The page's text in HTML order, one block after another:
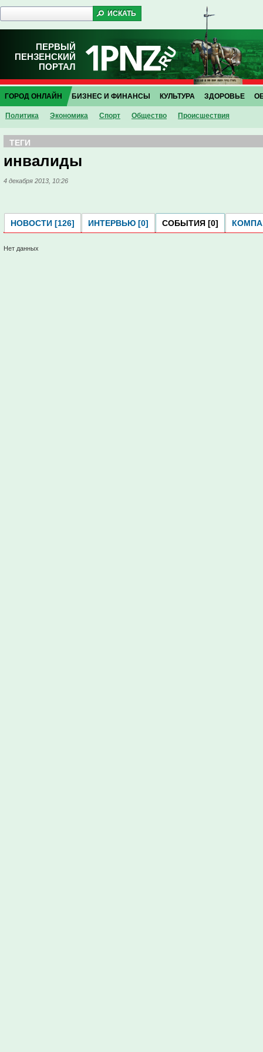
ПЕРВЫЙ
ПЕНЗЕНСКИЙ
ПОРТАЛ
ГОРОД ОНЛАЙН
Политика Экономика Спорт Общество Проиcшествия
БИЗНЕС И ФИНАНСЫ КУЛЬТУРА ЗДОРОВЬЕ
ТЕГИ
инвалиды
4 декабря 2013, 10:26
НОВОСТИ [126] ИНТЕРВЬЮ [0] СОБЫТИЯ [0]
Нет данных